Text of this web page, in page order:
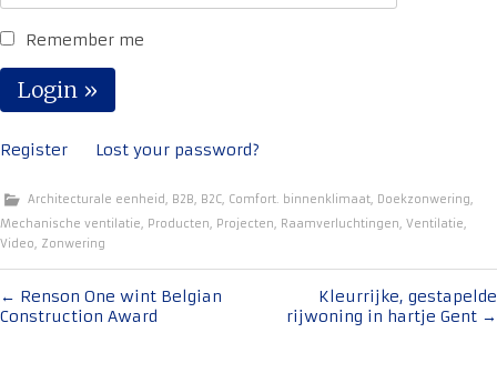
Remember me
Register Lost your password?
Architecturale eenheid, B2B, B2C, Comfort. binnenklimaat, Doekzonwering,
Mechanische ventilatie, Producten, Projecten, Raamverluchtingen, Ventilatie,
Video, Zonwering
Bericht
navigatie
← Renson One wint Belgian
Construction Award
Kleurrijke, gestapelde
rijwoning in hartje Gent →